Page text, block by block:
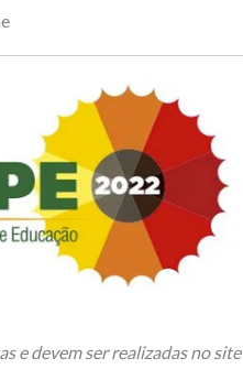
e devem ser realizadas no site